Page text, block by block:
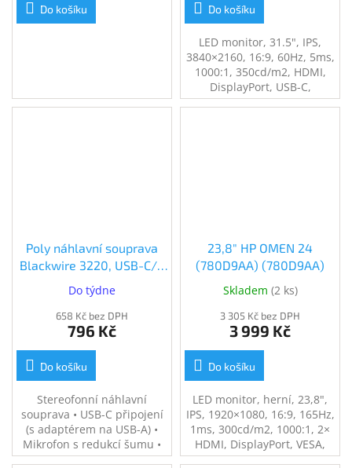
Do košíku Do košíku
LED monitor, 31.5", IPS,
3840×2160, 16:9, 60Hz, 5ms,
1000:1, 350cd/m2, HDMI,
DisplayPort, USB-C,
černý/stříbrný
Poly náhlavní souprava
Blackwire 3220, USB-C/A
adaptér, stereo
(8X228AA)
Do týdne
658 Kč bez DPH
796 Kč
Do košíku
Stereofonní náhlavní
souprava • USB-C připojení
(s adaptérem na USB-A) •
Mikrofon s redukcí šumu •
SoundGuard ochrana
23,8" HP OMEN 24
(780D9AA) (780D9AA)
Skladem (2 ks)
3 305 Kč bez DPH
3 999 Kč
Do košíku
LED monitor, herní, 23,8",
IPS, 1920×1080, 16:9, 165Hz,
1ms, 300cd/m2, 1000:1, 2×
HDMI, DisplayPort, VESA,
PIVOT, en. tř. E, černý